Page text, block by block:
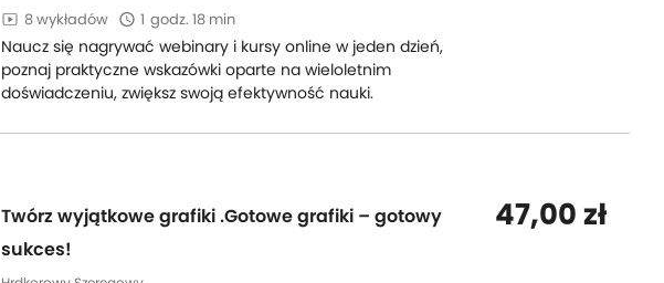
8 wykładów 1 godz. 18 min
Naucz się nagrywać webinary i kursy online w jeden dzień,
poznaj praktyczne wskazówki oparte na wieloletnim
doświadczeniu, zwiększ swoją efektywność nauki.
Twórz wyjątkowe grafiki .Gotowe grafiki – gotowy
sukces!
47,00 zł